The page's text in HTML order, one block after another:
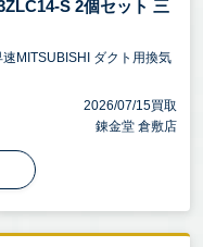
S 2個セット 三
MITSUBISHI ダクト用換気
2026/07/15買取
錬金堂 倉敷店